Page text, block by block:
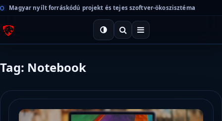
Magyar nyílt forráskódú projekt és tejes szoftver-ökoszisztéma
Tag: Notebook